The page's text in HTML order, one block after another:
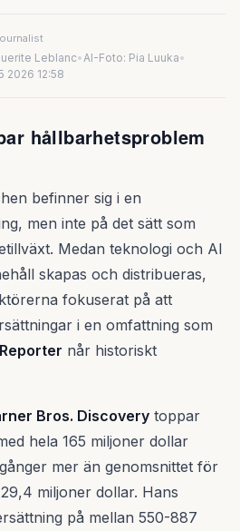
Leblanc•AI-Foto: Pia Luuka•
2026 12:58
hållbarhetsproblem
befinner sig i en
men inte på det sätt som
Medan teknologi och AI
skapas och distribueras,
fokuserat på att
i en omfattning som
når historiskt
Bros. Discovery toppar
hela 165 miljoner dollar
mer än genomsnittet för
miljoner dollar. Hans
på mellan 550-887